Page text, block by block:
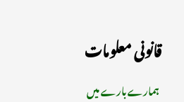
قانونی معلومات
ہمارے بارے میں